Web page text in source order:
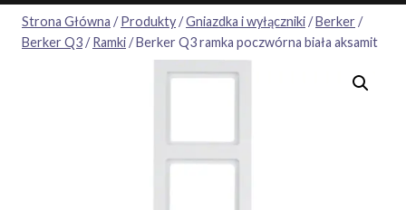
Strona Główna / Produkty/Gniazdka i wyłączniki/Berker /
Berker Q3/ Ramki/Berker Q3 ramka poczwórna biała aksamit